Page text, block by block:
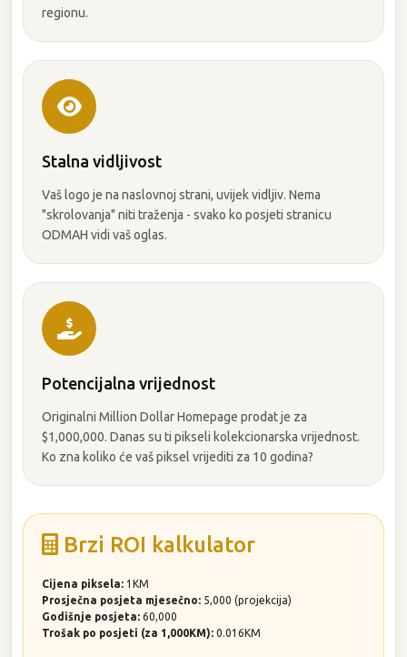
regionu.
Stalna vidljivost
Vaš logo je na naslovnoj strani, uvijek vidljiv. Nema
"skrolovanja" niti traženja - svako ko posjeti stranicu
ODMAH vidi vaš oglas.
Potencijalna vrijednost
Originalni Million Dollar Homepage prodat je za
$1,000,000. Danas su ti pikseli kolekcionarska vrijednost.
Ko zna koliko će vaš piksel vrijediti za 10 godina?
Brzi ROI kalkulator
Cijena piksela: 1KM
Prosječna posjeta mjesečno: 5,000 (projekcija)
Godišnje posjeta: 60,000
Trošak po posjeti (za 1,000KM): 0.016KM